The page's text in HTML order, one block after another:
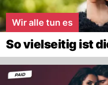
Wir alle tun es
So vielseitig ist